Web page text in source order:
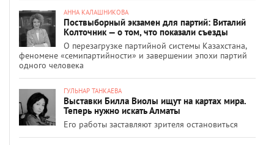
АННА КАЛАШНИКОВА
Поствыборный экзамен для партий: Виталий
Колточник — о том, что показали съезды
О перезагрузке партийной системы Казахстана,
феномене «семипартийности» и завершении эпохи партий
одного человека
ГУЛЬНАР ТАНКАЕВА
Выставки Билла Виолы ищут на картах мира.
Теперь нужно искать Алматы
Его работы заставляют зрителя остановиться